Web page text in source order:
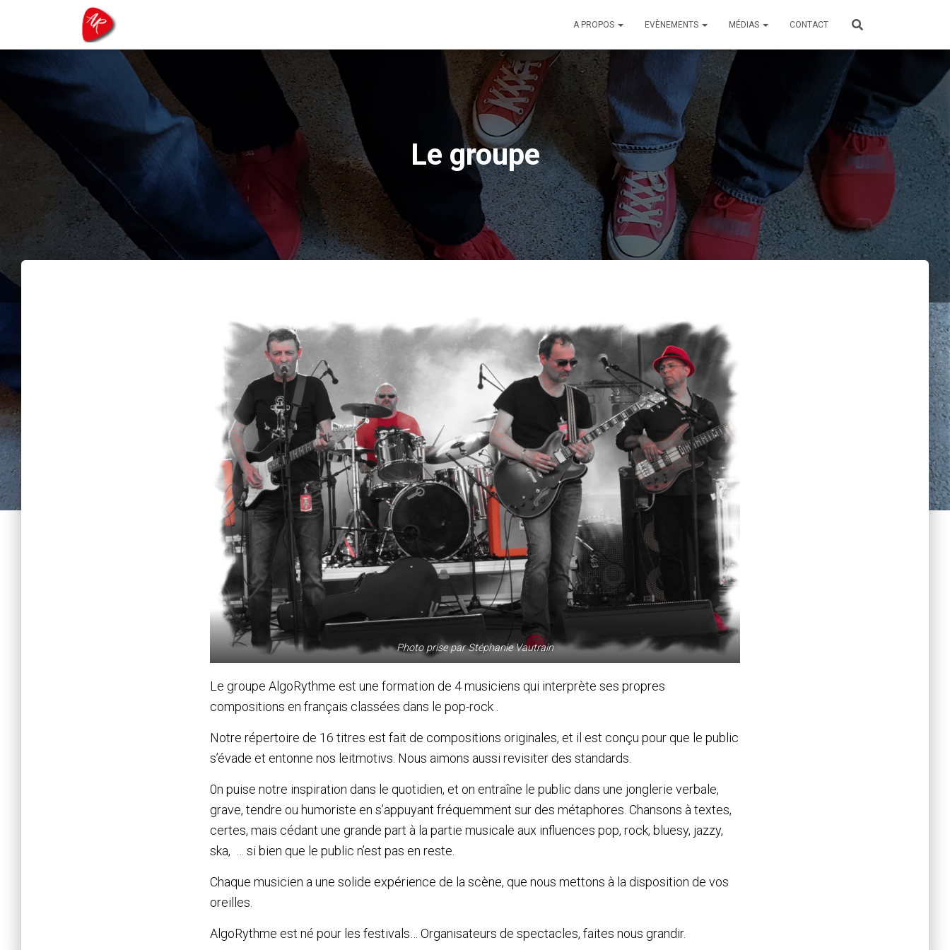
A PROPOS EVÈNEMENTS MÉDIAS CONTACT
Le groupe
Photo prise par Stéphanie Vautrain
Le groupe AlgoRythme est une formation de 4 musiciens qui interprète ses propres
compositions en français classées dans le pop-rock .
Notre répertoire de 16 titres est fait de compositions originales, et il est conçu pour que le public
s’évade et entonne nos leitmotivs. Nous aimons aussi revisiter des standards.
0n puise notre inspiration dans le quotidien, et on entraîne le public dans une jonglerie verbale,
grave, tendre ou humoriste en s’appuyant fréquemment sur des métaphores. Chansons à textes,
certes, mais cédant une grande part à la partie musicale aux influences pop, rock, bluesy, jazzy,
ska, … si bien que le public n’est pas en reste.
Chaque musicien a une solide expérience de la scène, que nous mettons à la disposition de vos
oreilles.
AlgoRythme est né pour les festivals… Organisateurs de spectacles, faites nous grandir.